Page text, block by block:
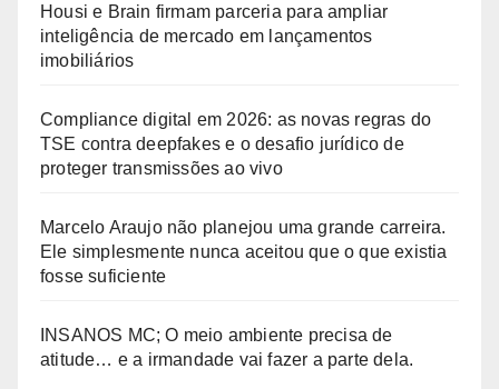
Housi e Brain firmam parceria para ampliar
inteligência de mercado em lançamentos
imobiliários
Compliance digital em 2026: as novas regras do
TSE contra deepfakes e o desafio jurídico de
proteger transmissões ao vivo
Marcelo Araujo não planejou uma grande carreira.
Ele simplesmente nunca aceitou que o que existia
fosse suficiente
INSANOS MC; O meio ambiente precisa de
atitude… e a irmandade vai fazer a parte dela.